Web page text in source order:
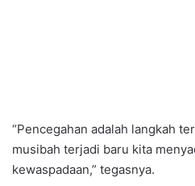
“Pencegahan adalah langkah
musibah terjadi baru kita
kewaspadaan,” tegasnya.